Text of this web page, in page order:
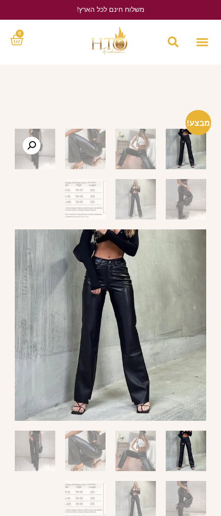
משלוח חינם לכל הארץ!
0
מבצע!